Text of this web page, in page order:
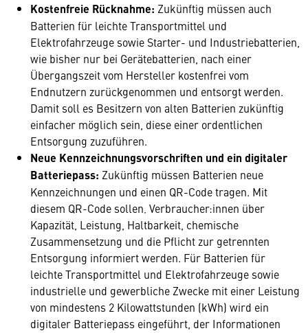
Kostenfreie Rücknahme: Zukünftig müssen auch
Batterien für leichte Transportmittel und
Elektrofahrzeuge sowie Starter- und Industriebatterien,
wie bisher nur bei Gerätebatterien, nach einer
Übergangszeit vom Hersteller kostenfrei vom
Endnutzern zurückgenommen und entsorgt werden.
Damit soll es Besitzern von alten Batterien zukünftig
einfacher möglich sein, diese einer ordentlichen
Entsorgung zuzuführen.
Neue Kennzeichnungsvorschriften und ein digitaler
Batteriepass: Zukünftig müssen Batterien neue
Kennzeichnungen und einen QR-Code tragen. Mit
diesem QR-Code sollen‚ Verbraucher:innen über
Kapazität, Leistung, Haltbarkeit, chemische
Zusammensetzung und die Pflicht zur getrennten
Entsorgung informiert werden. Für Batterien für
leichte Transportmittel und Elektrofahrzeuge sowie
industrielle und gewerbliche Zwecke mit einer Leistung
von mindestens 2 Kilowattstunden (kWh) wird ein
digitaler Batteriepass eingeführt, der Informationen